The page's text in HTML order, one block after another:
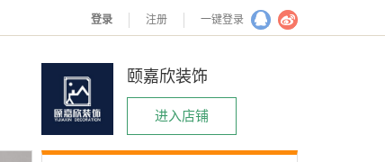
登录 注册 一键登录
颐嘉欣装饰
进入店铺